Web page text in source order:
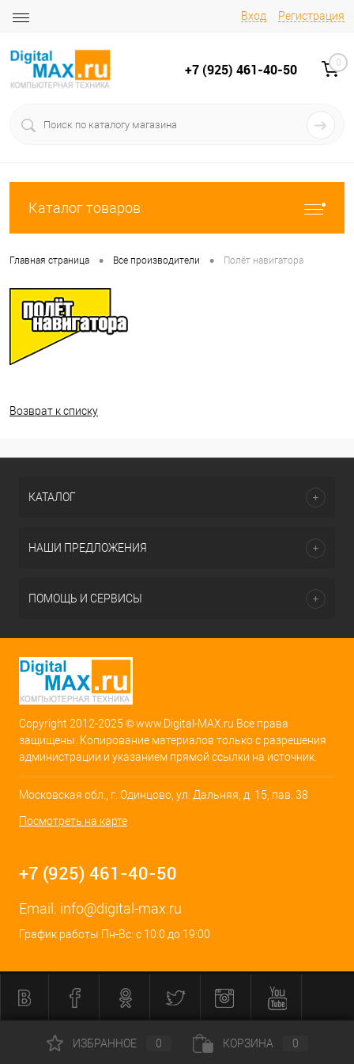
Вход Регистрация
+7 (925) 461-40-50 0
Каталог товаров
Главная страница • Все производители • Полёт навигатора
Возврат к списку
КАТАЛОГ
НАШИ ПРЕДЛОЖЕНИЯ
ПОМОЩЬ И СЕРВИСЫ
Copyright 2012-2025 © www.Digital-MAX.ru Все права
защищены. Копирование материалов только с разрешения
администрации и указанием прямой ссылки на источник.
Московская обл., г. Одинцово, ул. Дальняя, д. 15, пав. 38
Посмотреть на карте
+7 (925) 461-40-50
Email: info@digital-max.ru
График работы Пн-Вс: с 10:0 до 19:00
ИЗБРАННОЕ 0 КОРЗИНА 0